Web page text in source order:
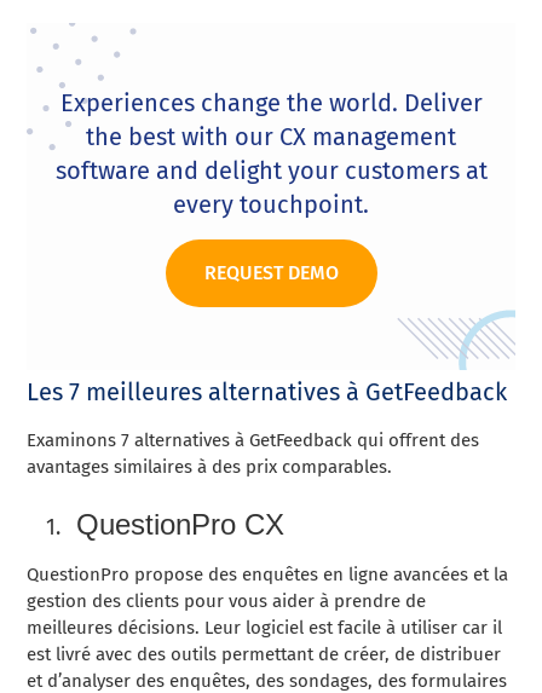
Experiences change the world. Deliver
the best with our CX management
software and delight your customers at
every touchpoint.
REQUEST DEMO
Les 7 meilleures alternatives à GetFeedback
Examinons 7 alternatives à GetFeedback qui offrent des
avantages similaires à des prix comparables.
QuestionPro CX
QuestionPro propose des enquêtes en ligne avancées et la
gestion des clients pour vous aider à prendre de
meilleures décisions. Leur logiciel est facile à utiliser car il
est livré avec des outils permettant de créer, de distribuer
et d’analyser des enquêtes, des sondages, des formulaires